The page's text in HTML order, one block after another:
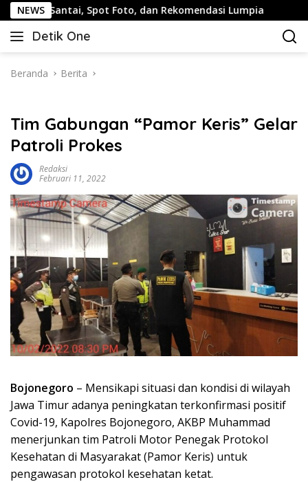
Langsung
ke
konten
NEWSSpot Foto, dan Rekomendasi Lumpia Panduan
Detik One
Tajam
Fakta
Beranda Berita
Tim Gabungan “Pamor Keris” Gelar
Patroli Prokes
Redaksi
Februari 11, 2022
Bojonegoro – Mensikapi situasi dan kondisi di wilayah
Jawa Timur adanya peningkatan terkonfirmasi positif
Covid-19, Kapolres Bojonegoro, AKBP Muhammad
menerjunkan tim Patroli Motor Penegak Protokol
Kesehatan di Masyarakat (Pamor Keris) untuk
pengawasan protokol kesehatan ketat.